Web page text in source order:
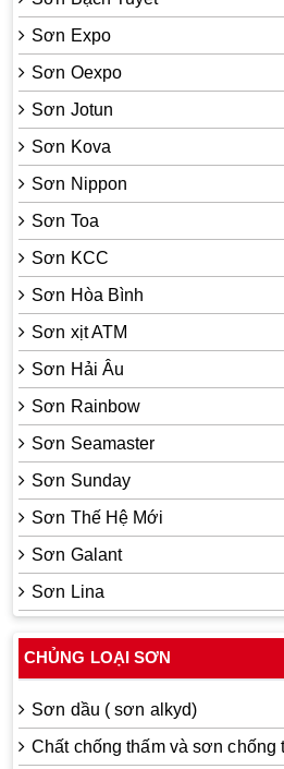
Sơn Expo
Sơn Oexpo
Sơn Jotun
Sơn Kova
Sơn Nippon
Sơn Toa
Sơn KCC
Sơn Hòa Bình
Sơn xịt ATM
Sơn Hải Âu
Sơn Rainbow
Sơn Seamaster
Sơn Sunday
Sơn Thế Hệ Mới
Sơn Galant
Sơn Lina
CHỦNG LOẠI SƠN
Sơn dầu ( sơn alkyd)
Chất chống thấm và sơn chống